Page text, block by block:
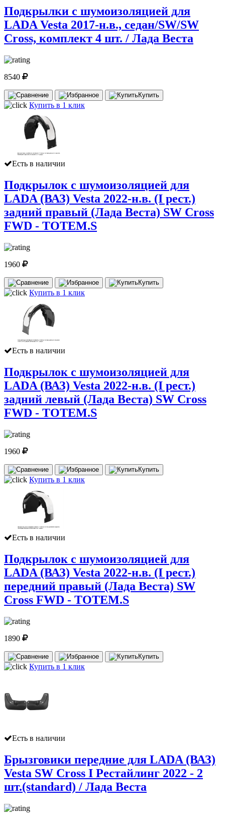
Подкрылки с шумоизоляцией для
LADA Vesta 2017-н.в., седан/SW/SW
Cross, комплект 4 шт. / Лада Веста
8540
Купить
Купить в 1 клик
Есть в наличии
Подкрылок с шумоизоляцией для
LADA (ВАЗ) Vesta 2022-н.в. (I рест.)
задний правый (Лада Веста) SW Cross
FWD - TOTEM.S
1960
Купить
Купить в 1 клик
Есть в наличии
Подкрылок с шумоизоляцией для
LADA (ВАЗ) Vesta 2022-н.в. (I рест.)
задний левый (Лада Веста) SW Cross
FWD - TOTEM.S
1960
Купить
Купить в 1 клик
Есть в наличии
Подкрылок с шумоизоляцией для
LADA (ВАЗ) Vesta 2022-н.в. (I рест.)
передний правый (Лада Веста) SW
Cross FWD - TOTEM.S
1890
Купить
Купить в 1 клик
Есть в наличии
Брызговики передние для LADA (ВАЗ)
Vesta SW Cross I Рестайлинг 2022 - 2
шт.(standard) / Лада Веста